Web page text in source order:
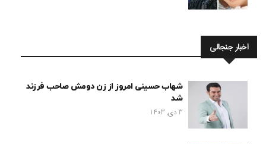
اخبار جنجالی
شهاب حسینی امروز از زن دومش صاحب فرزند
شد
3 دی, 1403